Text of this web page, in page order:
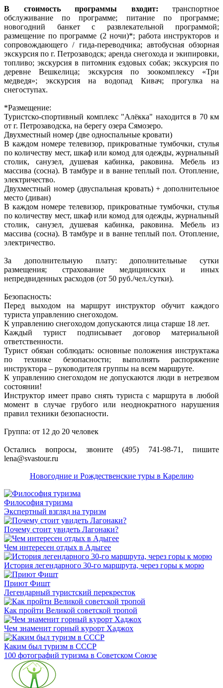
В стоимость программы входит: транспортное
обслуживание по программе; питание по программе;
новогодний банкет с развлекательной программой;
размещение по программе (2 ночи)*; работа инструкторов и
сопровождающего / гида-переводчика; автобусная обзорная
экскурсия по г. Петрозаводск; аренда снегохода и экипировки,
топливо; экскурсия в питомник ездовых собак; экскурсия по
деревне Вешкелица; экскурсия по зоокомплексу «Три
медведя»; экскурсия на водопад Кивач; прогулка на
снегоступах.
*Размещение:
Туристско-спортивный комплекс "Алёкка" находится в 70 км
от г. Петрозаводска, на берегу озера Сямозеро.
Двухместный номер (две односпальные кровати)
В каждом номере телевизор, прикроватные тумбочки, стулья
по количеству мест, шкаф или комод для одежды, журнальный
столик, санузел, душевая кабинка, раковина. Мебель из
массива (сосна). В тамбуре и в ванне теплый пол. Отопление,
электричество.
Двухместный номер (двуспальная кровать) + дополнительное
место (диван)
В каждом номере телевизор, прикроватные тумбочки, стулья
по количеству мест, шкаф или комод для одежды, журнальный
столик, санузел, душевая кабинка, раковина. Мебель из
массива (сосна). В тамбуре и в ванне теплый пол. Отопление,
электричество.
За дополнительную плату: дополнительные сутки
размещения; страхование медицинских и иных
непредвиденных расходов (от 50 руб./чел./сутки).
Безопасность:
Перед выходом на маршрут инструктор обучит каждого
туриста управлению снегоходом.
К управлению снегоходом допускаются лица старше 18 лет.
Каждый турист подписывает договор материальной
ответственности.
Турист обязан соблюдать: основные положения инструктажа
по технике безопасности; выполнять распоряжение
инструктора – руководителя группы на всем маршруте.
К управлению снегоходом не допускаются люди в нетрезвом
состоянии!
Инструктор имеет право снять туриста с маршрута в любой
момент в случае грубого или неоднократного нарушения
правил техники безопасности.
Группа: от 12 до 20 человек
Остались вопросы, звоните (495) 741-98-71, пишите
lena@svastour.ru
Новогодние и Рождественские туры в Карелию
Философия туризма
Экспертный взгляд на туризм
Почему стоит увидеть Лагонаки?
Чем интересен отдых в Адыгее
История легендарного 30-го маршрута, через горы к морю
Приют Фишт
Легендарный туристский перекресток
Как пройти Великой советской тропой
Чем знаменит горный курорт Хаджох
Каким был туризм в СССР
100 фотографий туризма в Советском Союзе